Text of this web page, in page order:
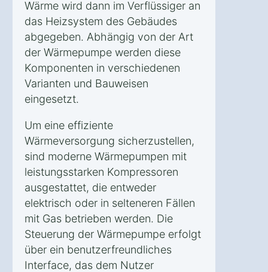
Wärme wird dann im Verflüssiger an
das Heizsystem des Gebäudes
abgegeben. Abhängig von der Art
der Wärmepumpe werden diese
Komponenten in verschiedenen
Varianten und Bauweisen
eingesetzt.
Um eine effiziente
Wärmeversorgung sicherzustellen,
sind moderne Wärmepumpen mit
leistungsstarken Kompressoren
ausgestattet, die entweder
elektrisch oder in selteneren Fällen
mit Gas betrieben werden. Die
Steuerung der Wärmepumpe erfolgt
über ein benutzerfreundliches
Interface, das dem Nutzer